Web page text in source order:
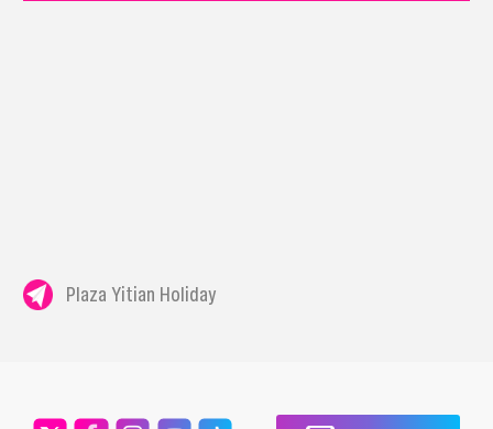
Plaza Yitian Holiday